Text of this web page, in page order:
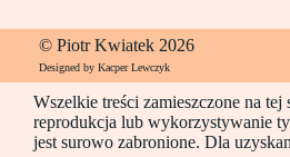
© Piotr Kwiatek 2026
Designed by Kacper Lewczyk
Wszelkie treści zamieszczone na
reprodukcja lub wykorzystywanie
jest surowo zabronione. Dla